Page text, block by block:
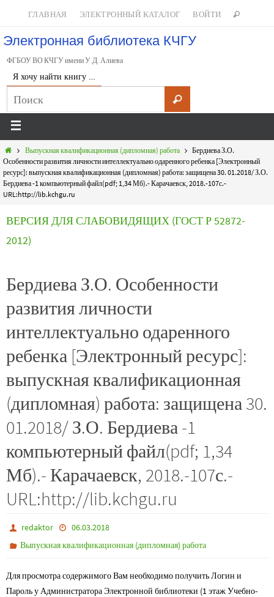
ГЛАВНАЯ ЭЛЕКТРОННЫЙ КАТАЛОГ ВОЙТИ
Электронная библиотека КЧГУ
ФГБОУ ВО КЧГУ имени У.Д. Алиева
Я хочу найти книгу …
Выпускная квалификационная (дипломная) работа
Бердиева З.О.
Особенности развития личности интеллектуально одаренного ребенка [Электронный
ресурс]: выпускная квалификационная (дипломная) работа: защищена 30. 01.2018/ З.О.
Бердиева -1 компьютерный файл(pdf; 1,34 Мб).- Карачаевск, 2018.-107с.-
URL:http://lib.kchgu.ru
ВЕРСИЯ ДЛЯ СЛАБОВИДЯЩИХ (ГОСТ Р 52872-
2012)
Бердиева З.О. Особенности
развития личности
интеллектуально одаренного
ребенка [Электронный ресурс]:
выпускная квалификационная
(дипломная) работа: защищена 30.
01.2018/ З.О. Бердиева -1
компьютерный файл(pdf; 1,34
Мб).- Карачаевск, 2018.-107с.-
URL:http://lib.kchgu.ru
redaktor
06.03.2018
Выпускная квалификационная (дипломная) работа
Для просмотра содержимого Вам необходимо получить Логин и
Пароль у Администратора Электронной библиотеки (1 этаж Учебно-